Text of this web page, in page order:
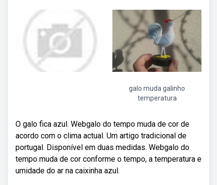
galo muda galinho
temperatura
O galo fica azul. Webgalo do tempo muda de cor de
acordo com o clima actual. Um artigo tradicional de
portugal. Disponível em duas medidas. Webgalo do
tempo muda de cor conforme o tempo, a temperatura e
umidade do ar na caixinha azul.